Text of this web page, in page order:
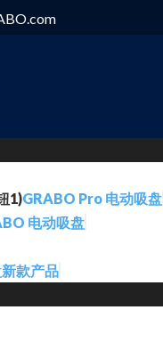
GRABO Pro 电动吸盘
电动吸盘
款产品